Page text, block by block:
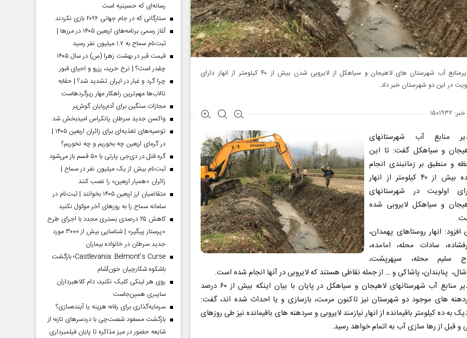
مدیرمنابع آب شهرستان های لاهیجان و سیاهکل از لایروبی شدن بیش از ۴۰ کیلومتر از انهار دارای
در این دو شهرستان خبر داد.
۱۵۰۱۹۳۲
منابع آب شهرستانهای
و سیاهکل گفت: تا این
و منطبق بر زمانبندی انجام
شده بیش از ۴۰ کیلومتر از انهار
اولویت در شهرستانهای
و سیاهکل لایروبی شده
افزود: انهار روستاهای پهمدان،
سادات محله، امامده،
سلیم محله، سپهرپشت،
پنابندان، پاشاکی و … از جمله نقاطی هستند که لایروبی در آنها انجام شده است.
مدیر منابع آب شهرستانهای لاهیجان و سیاهکل در پایان با بیان اینکه بیش از ۶۰ درصد
های موجود دو شهرستان نیز تاکنون مرمت، بازسازی و یا احداث شده اند، گفت:
به ده کیلومتر باقیمانده از انهار نیازمند لایروبی و سردهنه های باقیمانده نیز طی روزهای
و قبل از رها سازی آب به اتمام خواهد رسید.
رسانه‌ای که حسینیه است
ستارگانی که در جام جهانی ۲۰۲۶ بازی نکردند
آغاز رسمی برنامه‌های اربعین ۱۴۰۵ در مرز‌ها |
ثبت‌نام سماح به ۱.۷ میلیون نفر رسید
قیمت قبر در بهشت زهرا (س) در سال ۱۴۰۵
چقدر است؟ | نرخ خرید، رزرو و احیای قبور
چرا گرد و غبار در ایران تشدید شد؟ | حقابه
تالاب‌ها مهم‌ترین راهکار مهار ریزگردهاست
مجازات سنگین برای آدم‌ربایان گوش‌بر
واکسن جدید سرطان پانکراس امیدبخش شد
توصیه‌های تغذیه‌ای برای زائران اربعین ۱۴۰۵ |
در گرمای اربعین چه بخوریم و چه نخوریم؟
گره قتل در دی‌جی پارتی با ۵۰ قسم باز می‌شود
ثبت‌نام بیش از یک میلیون نفر در سماح |
زائران «همیار اربعین» را نصب کنند
متقاضیان ارز اربعین ۱۴۰۵ بخوانند | ثبت‌نام در
سامانه سماح را به روز‌های آخر موکول نکنید
کاهش ۲۵ درصدی بستری مجدد با اجرای طرح
«پرستار پیگیر» | شناسایی بیش از ۳۰۰۰ مورد
جدید سرطان در خانواده بیماران
Castlevania: Belmont’s Curse؛ بازگشت
باشکوه شکارچیان خون‌آشام
روی هر لینکی کلیک نکنید، دام کلاهبرداران
سایبری همین‌جاست
سرمایه‌گذاری برای رفاه؛ هزینه یا آینده‌سازی؟
بازگشت مسعود شصت‌چی با دردسر‌های تازه؛ از
شایعه حضور در میز مذاکره تا پایان فیلمبرداری